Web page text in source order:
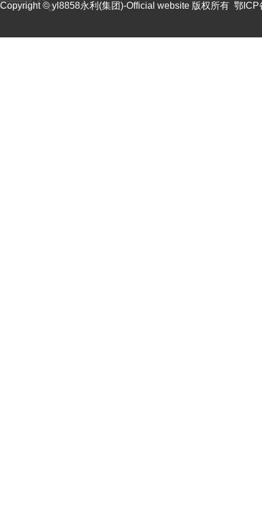
Copyright © yl8858永利(集团)-Official website 版权所有 鄂ICP